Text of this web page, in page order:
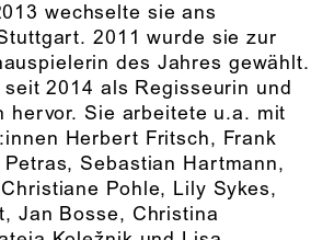
wechselte sie ans
2011 wurde sie zur
des Jahres gewählt.
2014 als Regisseurin und
hervor. Sie arbeitete u.a. mit
Herbert Fritsch, Frank
Sebastian Hartmann,
Pohle, Lily Sykes,
Jan Bosse, Christina